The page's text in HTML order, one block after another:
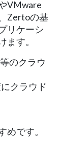
VMware
Zertoの基
リケーシ
ます。
のクラウ
クラウド
めです。